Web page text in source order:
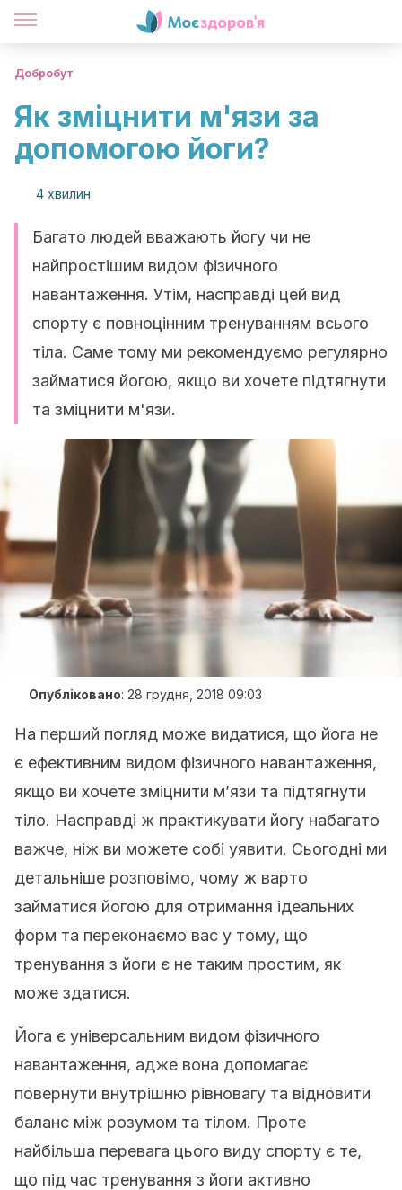
Добробут
Як зміцнити м'язи за
допомогою йоги?
4 хвилин
Багато людей вважають йогу чи не
найпростішим видом фізичного
навантаження. Утім, насправді цей вид
спорту є повноцінним тренуванням всього
тіла. Саме тому ми рекомендуємо регулярно
займатися йогою, якщо ви хочете підтягнути
та зміцнити м'язи.
Опубліковано: 28 грудня, 2018 09:03
На перший погляд може видатися, що йога не
є ефективним видом фізичного навантаження,
якщо ви хочете зміцнити м’язи та підтягнути
тіло. Насправді ж практикувати йогу набагато
важче, ніж ви можете собі уявити. Сьогодні ми
детальніше розповімо, чому ж варто
займатися йогою для отримання ідеальних
форм та переконаємо вас у тому, що
тренування з йоги є не таким простим, як
може здатися.
Йога є універсальним видом фізичного
навантаження, адже вона допомагає
повернути внутрішню рівновагу та відновити
баланс між розумом та тілом. Проте
найбільша перевага цього виду спорту є те,
що під час тренування з йоги активно